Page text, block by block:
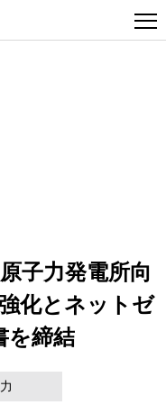
子力発電所向
化とネットゼ
を締結